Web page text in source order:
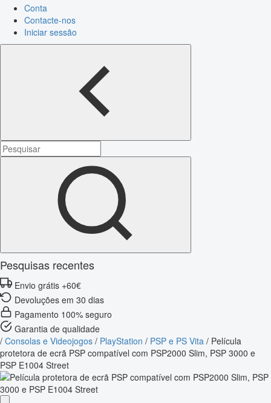
Conta
Contacte-nos
Iniciar sessão
Pesquisas recentes
Envio grátis +60€
Devoluções em 30 dias
Pagamento 100% seguro
Garantia de qualidade
/ Consolas e Videojogos / PlayStation / PSP e PS Vita / Película
protetora de ecrã PSP compatível com PSP2000 Slim, PSP 3000 e
PSP E1004 Street